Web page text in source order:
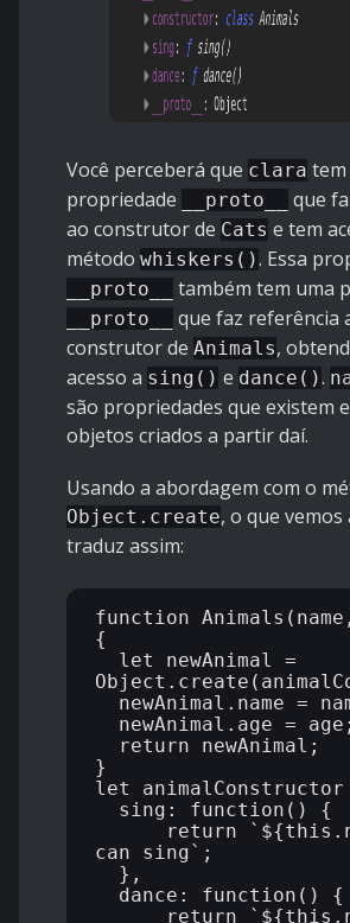
Você perceberá que clara tem
propriedade
__proto__
que
ao construtor de Cats e tem
método whiskers(). Essa
__proto__ também tem uma
__proto__
que faz referência
construtor de Animals,
acesso a sing() e dance().
são propriedades que existem
objetos criados a partir daí.
Usando a abordagem com o
Object.create, o que vemos
traduz assim:
function
{
}
let
can sing`;